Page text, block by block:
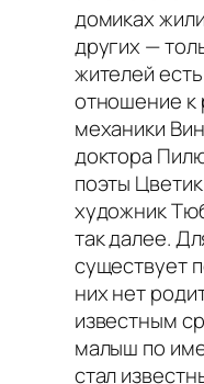
домиках
других —
жителей
отношение к
механики
доктора
поэты
художник
так далее.
существует
них нет
известным
малыш по
стал